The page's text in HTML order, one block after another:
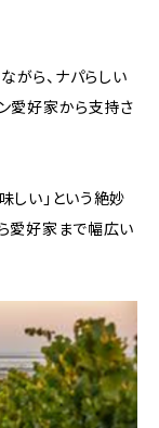
がら、ナパらしい
愛好家から支持さ
しい」という絶妙
愛好家まで幅広い